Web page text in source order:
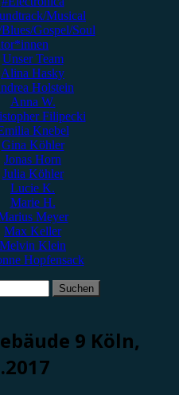
Musical
Blues/Gospel/Soul
Unser Team
Alina Hasky
Holstein
Anna W.
Filipecki
Knebel
Gina Köhler
Jonas Horn
Julia Köhler
Lucie K.
Marie H.
Meyer
Max Keller
Melvin Klein
Hopfensack
9 Köln,